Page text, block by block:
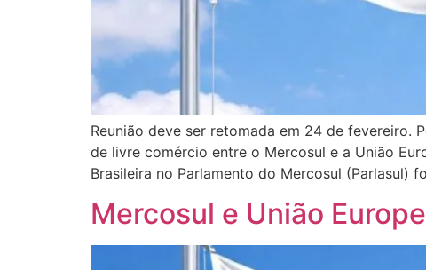
Reunião deve ser retomada em 24 de fevereiro.
de livre comércio entre o Mercosul e a União
Brasileira no Parlamento do Mercosul (Parlasul)
Mercosul e União